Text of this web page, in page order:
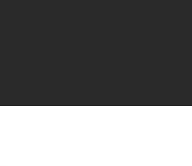
Contactez-nous